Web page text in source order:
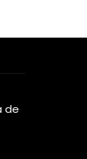
de